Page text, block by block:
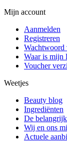
Mijn account
Aanmelden
Registreren
Wachtwoord
Waar is mijn
Voucher
Weetjes
Beauty blog
Ingrediënten
De
Wij en ons
Actuele